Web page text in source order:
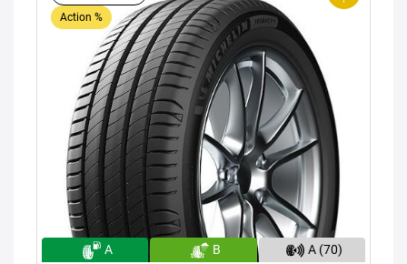
Action %
A B A (70)